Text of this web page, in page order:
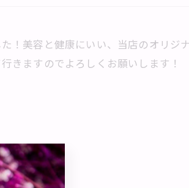
！美容と健康にいい、当店のオリジ
きますのでよろしくお願いします！